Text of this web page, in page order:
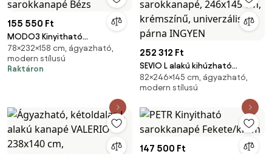
155 550 Ft
MODO3 Kinyitható
sarokkanapé Bézs
78×232×158 cm, ágyazható,
modern stílusú
Raktáron
252 312 Ft
SEVIO L alakú kihúzható
sarokkanapé, 246x145 cm,
krémszínű, univerzális + 2 párna
82×246×145 cm, ágyazható,
modern stílusú
147 500 Ft